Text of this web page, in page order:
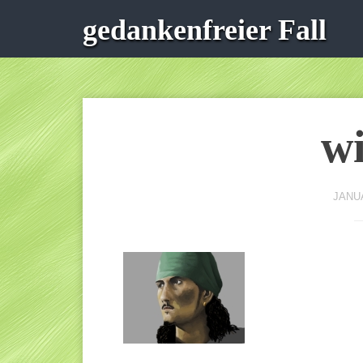
gedankenfreier Fall